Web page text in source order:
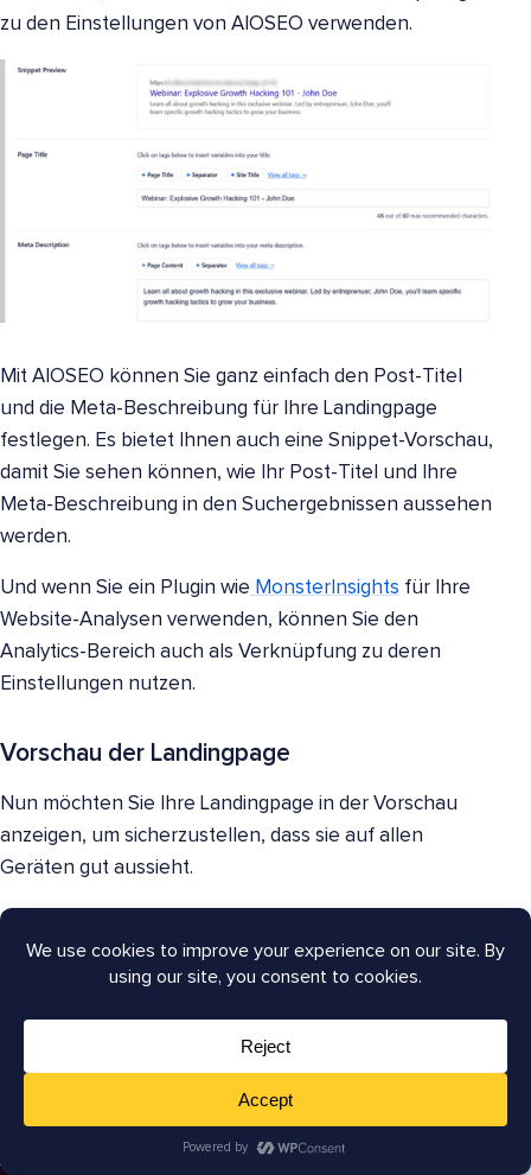
zu den Einstellungen von AIOSEO verwenden.
Mit AIOSEO können Sie ganz einfach den Post-Titel
und die Meta-Beschreibung für Ihre Landingpage
festlegen. Es bietet Ihnen auch eine Snippet-Vorschau,
damit Sie sehen können, wie Ihr Post-Titel und Ihre
Meta-Beschreibung in den Suchergebnissen aussehen
werden.
Und wenn Sie ein Plugin wie MonsterInsights für Ihre
Website-Analysen verwenden, können Sie den
Analytics-Bereich auch als Verknüpfung zu deren
Einstellungen nutzen.
Vorschau der Landingpage
Nun möchten Sie Ihre Landingpage in der Vorschau
anzeigen, um sicherzustellen, dass sie auf allen
Geräten gut aussieht.
Glücklicherweise ist SeedProd responsiv und
mobilfreundlich, sodass Sie sicherstellen können, dass
Ihre Landingpage unabhängig von der Bildschirmgröße,
die Ihre Besucher zum Surfen verwenden, klar ist.
Um zu sehen, wie Ihre Landingpage auf Mobilgeräten
aussieht, klicken Sie einfach unten auf der Seite auf
die SchaltflächeMobile Vorschau.